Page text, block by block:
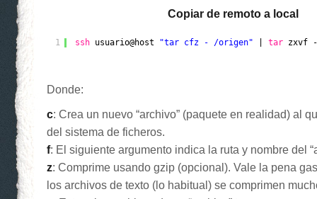
Copiar de remoto a local
1 ssh usuario@host "tar cfz - /origen" tar zxvf
Donde:
c: Crea un nuevo “archivo” (paquete en realidad) al
del sistema de ficheros.
f: El siguiente argumento indica la ruta y nombre del
z: Comprime usando gzip (opcional). Vale la pena
los archivos de texto (lo habitual) se comprimen